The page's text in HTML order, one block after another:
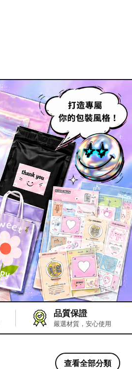
品質保證
嚴選材質，安心使用
查看全部分類